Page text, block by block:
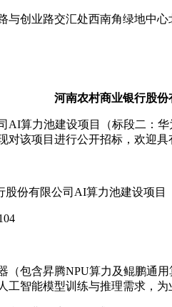
与创业路交汇处西南角绿地中心
河南农村商业银行股
AI算力池建设项目（标段二：
对该项目进行公开招标，欢迎
份有限公司AI算力池建设项目
（包含昇腾NPU算力及鲲鹏通
工智能模型训练与推理需求，